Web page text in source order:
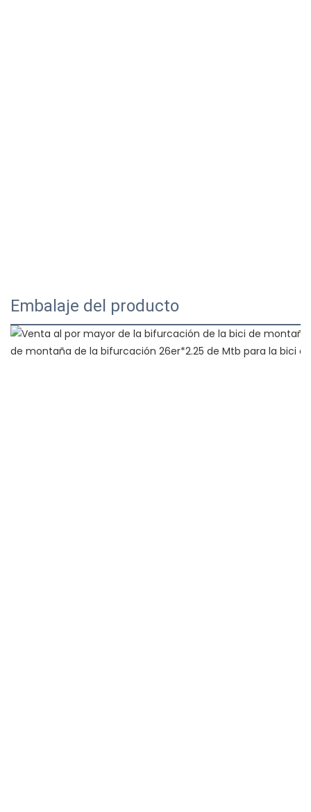
Embalaje del producto